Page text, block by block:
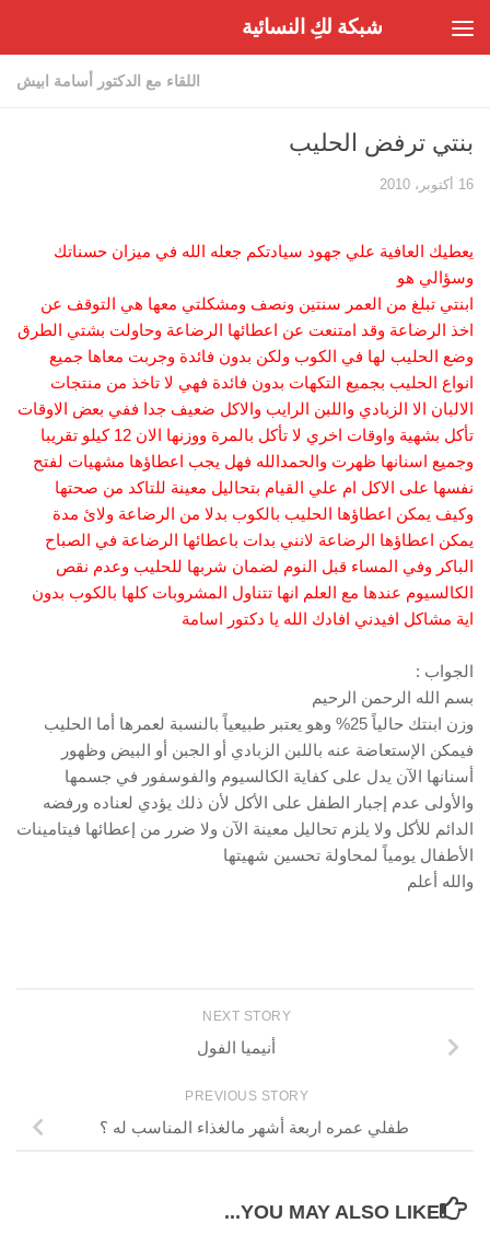
شبكة لكِ النسائية
اللقاء مع الدكتور أسامة ابيش
بنتي ترفض الحليب
16 أكتوبر، 2010
يعطيك العافية علي جهود سيادتكم جعله الله في ميزان حسناتك
وسؤالي هو
ابنتي تبلغ من العمر سنتين ونصف ومشكلتي معها هي التوقف عن
اخذ الرضاعة وقد امتنعت عن اعطائها الرضاعة وحاولت بشتي الطرق
وضع الحليب لها في الكوب ولكن بدون فائدة وجربت معاها جميع
انواع الحليب بجميع التكهات بدون فائدة فهي لا تاخذ من منتجات
الالبان الا الزبادي واللبن الرايب والاكل ضعيف جدا ففي بعض الاوقات
تأكل بشهية واوقات اخري لا تأكل بالمرة ووزنها الان 12 كيلو تقريبا
وجميع اسنانها ظهرت والحمدالله فهل يجب اعطاؤها مشهيات لفتح
نفسها على الاكل ام علي القيام بتحاليل معينة للتاكد من صحتها
وكيف يمكن اعطاؤها الحليب بالكوب بدلا من الرضاعة ولائ مدة
يمكن اعطاؤها الرضاعة لانني بدات باعطائها الرضاعة في الصباح
الباكر وفي المساء قبل النوم لضمان شربها للحليب وعدم نقص
الكالسيوم عندها مع العلم انها تتناول المشروبات كلها بالكوب بدون
اية مشاكل افيدني افادك الله يا دكتور اسامة
الجواب :
بسم الله الرحمن الرحيم
وزن ابنتك حالياً 25% وهو يعتبر طبيعياً بالنسبة لعمرها أما الحليب
فيمكن الإستعاضة عنه باللبن الزبادي أو الجبن أو البيض وظهور
أسنانها الآن يدل على كفاية الكالسيوم والفوسفور في جسمها
والأولى عدم إجبار الطفل على الأكل لأن ذلك يؤدي لعناده ورفضه
الدائم للأكل ولا يلزم تحاليل معينة الآن ولا ضرر من إعطائها فيتامينات
الأطفال يومياً لمحاولة تحسين شهيتها
والله أعلم
NEXT STORY
أنيميا الفول
PREVIOUS STORY
طفلي عمره اربعة أشهر مالغذاء المناسب له ؟
YOU MAY ALSO LIKE...